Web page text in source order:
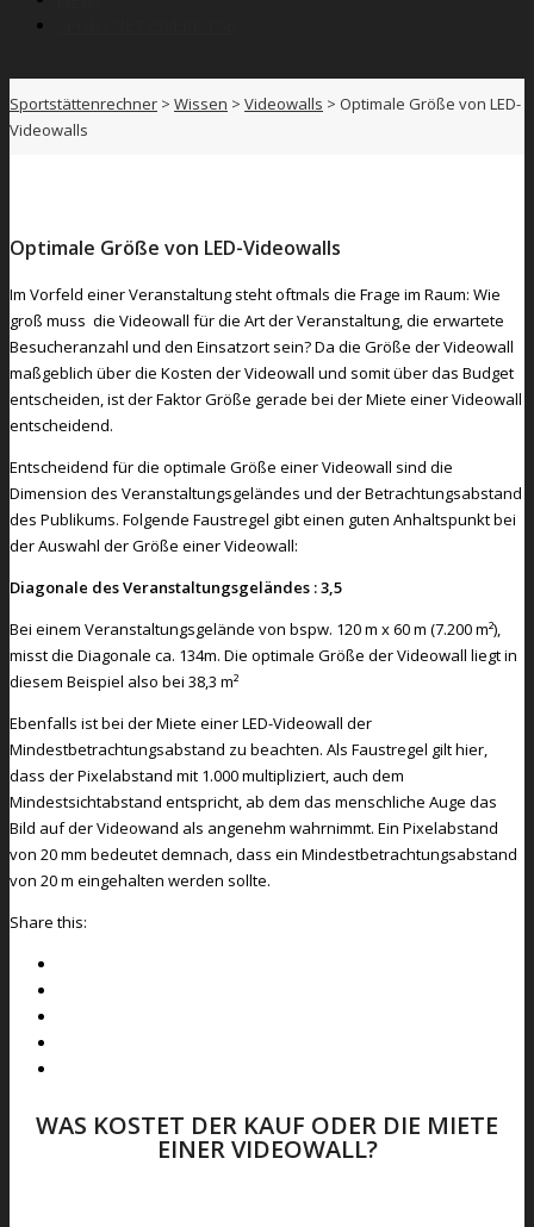
Sportstättenrechner > Wissen > Videowalls > Optimale Größe von LED-
Videowalls
Optimale Größe von LED-Videowalls
Im Vorfeld einer Veranstaltung steht oftmals die Frage im Raum: Wie
groß muss die Videowall für die Art der Veranstaltung, die erwartete
Besucheranzahl und den Einsatzort sein? Da die Größe der Videowall
maßgeblich über die Kosten der Videowall und somit über das Budget
entscheiden, ist der Faktor Größe gerade bei der Miete einer Videowall
entscheidend.
Entscheidend für die optimale Größe einer Videowall sind die
Dimension des Veranstaltungsgeländes und der Betrachtungsabstand
des Publikums. Folgende Faustregel gibt einen guten Anhaltspunkt bei
der Auswahl der Größe einer Videowall:
Diagonale des Veranstaltungsgeländes : 3,5
Bei einem Veranstaltungsgelände von bspw. 120 m x 60 m (7.200 m²),
misst die Diagonale ca. 134m. Die optimale Größe der Videowall liegt in
diesem Beispiel also bei 38,3 m²
Ebenfalls ist bei der Miete einer LED-Videowall der
Mindestbetrachtungsabstand zu beachten. Als Faustregel gilt hier,
dass der Pixelabstand mit 1.000 multipliziert, auch dem
Mindestsichtabstand entspricht, ab dem das menschliche Auge das
Bild auf der Videowand als angenehm wahrnimmt. Ein Pixelabstand
von 20 mm bedeutet demnach, dass ein Mindestbetrachtungsabstand
von 20 m eingehalten werden sollte.
Share this:
WAS KOSTET DER KAUF ODER DIE MIETE
EINER VIDEOWALL?